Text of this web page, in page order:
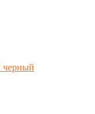
черный